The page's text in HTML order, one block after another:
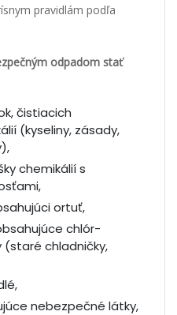
pravidlám podľa
odpadom stať
čistiacich
(kyseliny, zásady,
chemikálií s
ortuť,
chlór-
chladničky,
nebezpečné látky,